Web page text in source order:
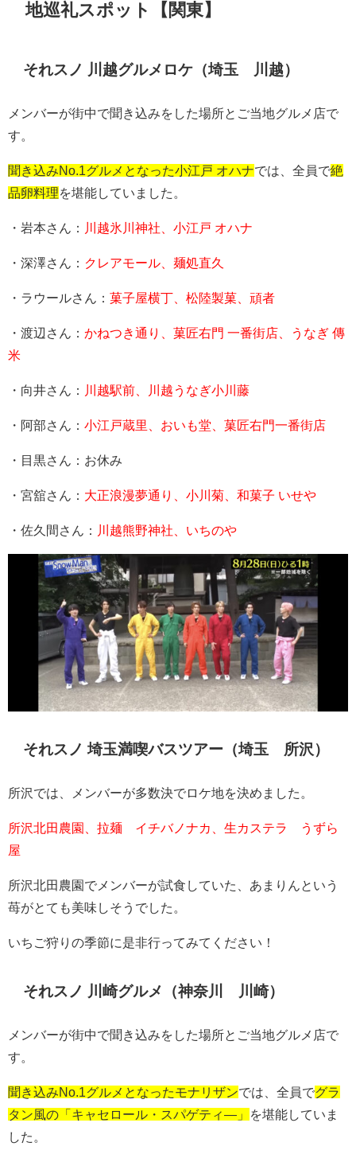
地巡礼スポット【関東】
それスノ 川越グルメロケ（埼玉 川越）
メンバーが街中で聞き込みをした場所とご当地グルメ店で
す。
聞き込みNo.1グルメとなった小江戸 オハナでは、全員で絶
品卵料理を堪能していました。
・岩本さん： 川越氷川神社、小江戸 オハナ
・深澤さん： クレアモール、麺処直久
・ラウールさん： 菓子屋横丁、松陸製菓、頑者
・渡辺さん： かねつき通り、菓匠右門 一番街店、うなぎ 傳
米
・向井さん： 川越駅前、川越うなぎ小川藤
・阿部さん： 小江戸蔵里、おいも堂、菓匠右門一番街店
・目黒さん：お休み
・宮舘さん： 大正浪漫夢通り、小川菊、和菓子 いせや
・佐久間さん： 川越熊野神社、いちのや
それスノ 埼玉満喫バスツアー（埼玉 所沢）
所沢では、メンバーが多数決でロケ地を決めました。
所沢北田農園、拉麺 イチバノナカ、生カステラ うずら
屋
所沢北田農園でメンバーが試食していた、あまりんという
苺がとても美味しそうでした。
いちご狩りの季節に是非行ってみてください！
それスノ 川崎グルメ（神奈川 川崎）
メンバーが街中で聞き込みをした場所とご当地グルメ店で
す。
聞き込みNo.1グルメとなったモナリザンでは、全員でグラ
タン風の「キャセロール・スパゲティ―」
を堪能していま
した。